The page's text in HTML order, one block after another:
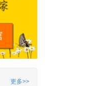
更多>>